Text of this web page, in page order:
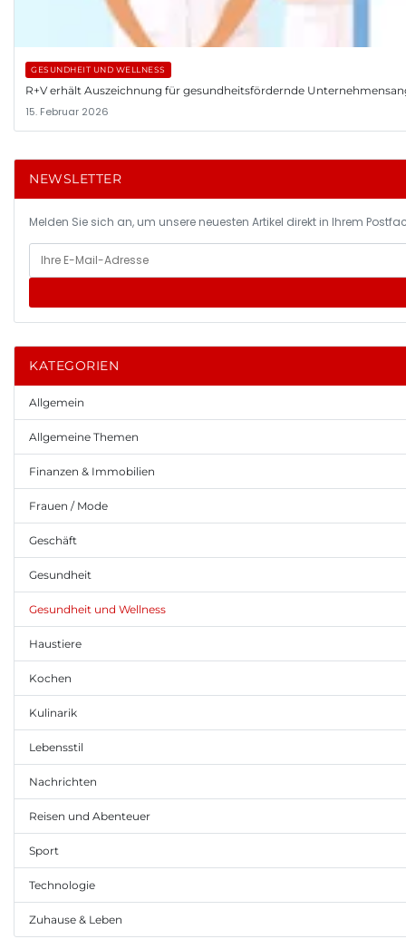
GESUNDHEIT UND WELLNESS
R+V erhält Auszeichnung für gesundheitsfördernde
15. Februar 2026
NEWSLETTER
Melden Sie sich an, um unsere neuesten Artikel direkt in Ihrem
KATEGORIEN
Allgemein
Allgemeine Themen
Finanzen & Immobilien
Frauen / Mode
Geschäft
Gesundheit
Gesundheit und Wellness
Haustiere
Kochen
Kulinarik
Lebensstil
Nachrichten
Reisen und Abenteuer
Sport
Technologie
Zuhause & Leben